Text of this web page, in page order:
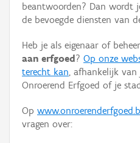
Persoon of collectief
Hergebruik
Aanmelden
beantwoorden? Dan wordt
de bevoegde diensten van
Heb je als eigenaar of
aan erfgoed ? Op onze
terecht kan, afhankelijk van
Onroerend Erfgoed of je
Op
vragen over: